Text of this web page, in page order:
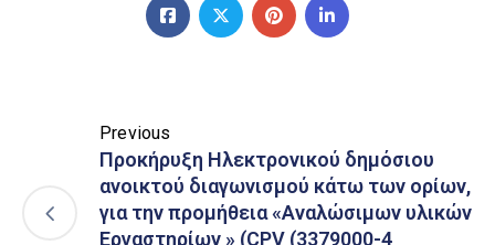
Previous
Προκήρυξη Ηλεκτρονικού δημόσιου
ανοικτού διαγωνισμού κάτω των ορίων,
για την προμήθεια «Αναλώσιμων υλικών
Εργαστηρίων » (CPV (3379000-4